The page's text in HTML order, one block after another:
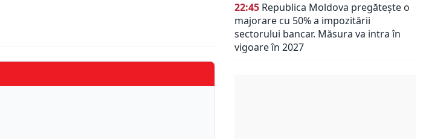
22:45 Republica Moldova pregătește o
majorare cu 50% a impozitării
sectorului bancar. Măsura va intra în
vigoare în 2027